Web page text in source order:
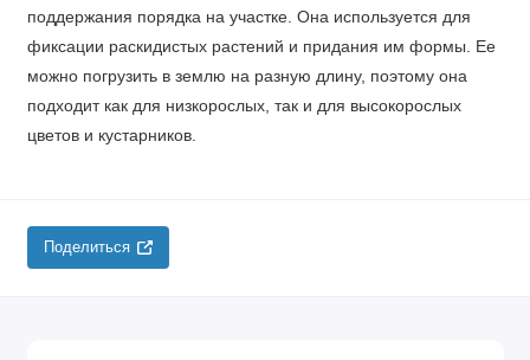
поддержания порядка на участке. Она используется для
фиксации раскидистых растений и придания им формы. Ее
можно погрузить в землю на разную длину, поэтому она
подходит как для низкорослых, так и для высокорослых
цветов и кустарников.
Поделиться